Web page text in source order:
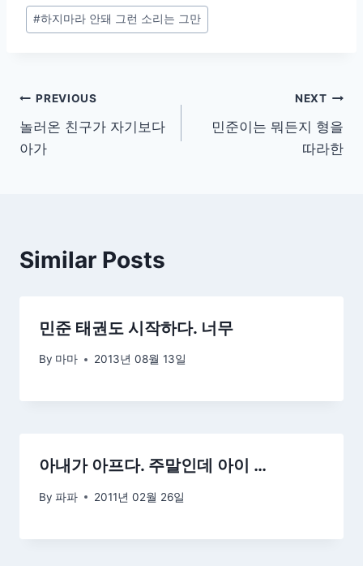
Post
Tags:
#하지마라 안돼 그런 소리는 그만
글
탐
PREVIOUS
놀러온 친구가 자기보다
아가
NEXT
민준이는 뭐든지 형을
따라한
Similar Posts
민준 태권도 시작하다. 너무
By 마마 2013년 08월 13일
아내가 아프다. 주말인데 아이 …
By 파파 2011년 02월 26일